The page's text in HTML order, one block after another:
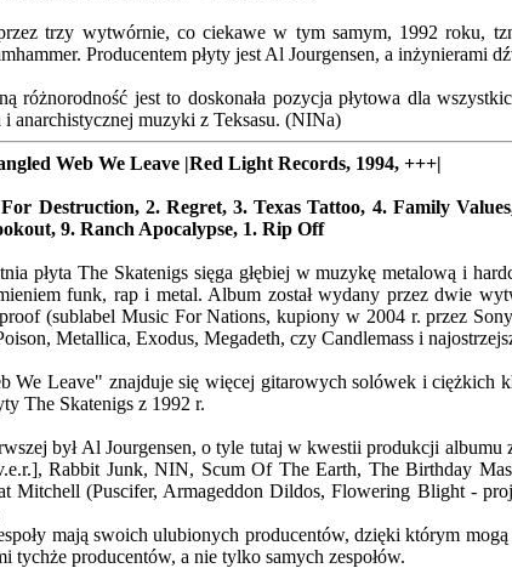
trzy wytwórnie, co ciekawe w tym samym, 1992 roku,
Producentem płyty jest Al Jourgensen, a
różnorodność jest to doskonała pozycja płytowa dla
anarchistycznej muzyki z Teksasu. (NINa)
Web We Leave |Red Light Records, 1994, +++|
For Destruction, 2. Regret, 3. Texas Tattoo, 4. Family
9. Ranch Apocalypse, 1. Rip Off
płyta The Skatenigs sięga głębiej w muzykę metalową i
funk, rap i metal. Album został wydany przez dwie
(sublabel Music For Nations, kupiony w 2004 r. przez
Metallica, Exodus, Megadeth, czy Candlemass i
We Leave" znajduje się więcej gitarowych solówek i ciężkich
The Skatenigs z 1992 r.
był Al Jourgensen, o tyle tutaj w kwestii produkcji
Rabbit Junk, NIN, Scum Of The Earth, The Birthday
Mitchell (Puscifer, Armageddon Dildos, Flowering Blight -
mają swoich ulubionych producentów, dzięki którym
tychże producentów, a nie tylko samych zespołów.